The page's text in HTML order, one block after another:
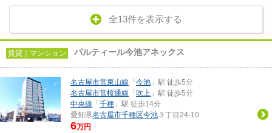
全13件を表示する
賃貸｜マンション パルティール今池アネックス
名古屋市営東山線 「 今池 」駅 徒歩5分
名古屋市営桜通線 「 吹上 」駅 徒歩5分
中央線 「 千種 」駅 徒歩14分
愛知県名古屋市千種区今池 ３丁目24-10
6万円